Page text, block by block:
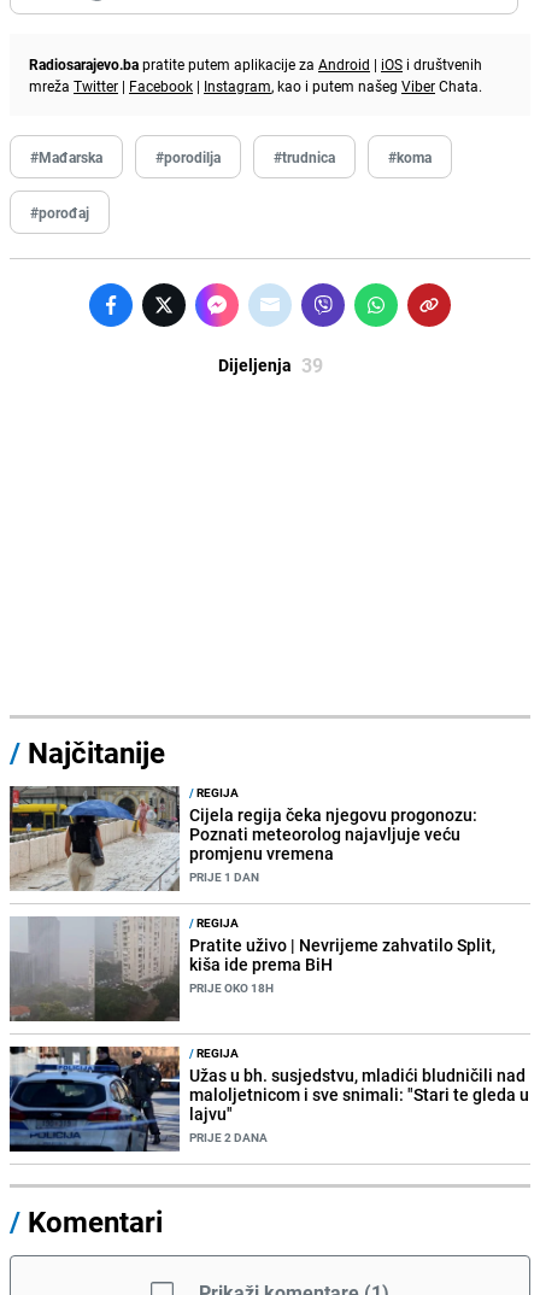
Radiosarajevo.bapratite putem aplikacije za Android | iOS i društvenih
mreža Twitter | Facebook | Instagram, kao i putem našeg ViberChata.
#Mađarska #porodilja #trudnica #koma
#porođaj
Dijeljenja 39
/ Najčitanije
/REGIJA
Cijela regija čeka njegovu progonozu:
Poznati meteorolog najavljuje veću
promjenu vremena
PRIJE 1 DAN
/REGIJA
Pratite uživo | Nevrijeme zahvatilo Split,
kiša ide prema BiH
PRIJE OKO 18H
/REGIJA
Užas u bh. susjedstvu, mladići bludničili nad
maloljetnicom i sve snimali: "Stari te gleda u
lajvu"
PRIJE 2 DANA
/ Komentari